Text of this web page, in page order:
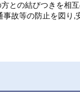
との結びつきを相
故等の防止を図り,